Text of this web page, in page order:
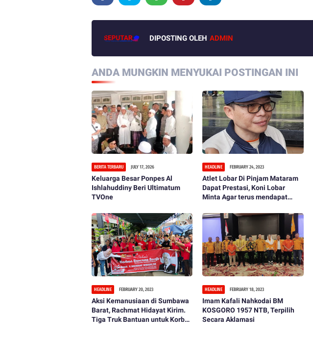
DIPOSTING OLEH ADMIN
ANDA MUNGKIN MENYUKAI POSTINGAN INI
BERITA TERBARU JULY 17, 2026
Keluarga Besar Ponpes Al
Ishlahuddiny Beri Ultimatum
TVOne
HEADLINE FEBRUARY 24, 2023
Atlet Lobar Di Pinjam Mataram
Dapat Prestasi, Koni Lobar
Minta Agar terus mendapat
HEADLINE FEBRUARY 20, 2023
Aksi Kemanusiaan di Sumbawa
Barat, Rachmat Hidayat Kirim.
Tiga Truk Bantuan untuk Korban
HEADLINE FEBRUARY 18, 2023
Imam Kafali Nahkodai BM
KOSGORO 1957 NTB, Terpilih
Secara Aklamasi